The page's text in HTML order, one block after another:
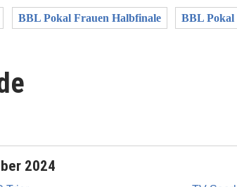
BBL Pokal Frauen Halbfinale BBL Pokal
2024